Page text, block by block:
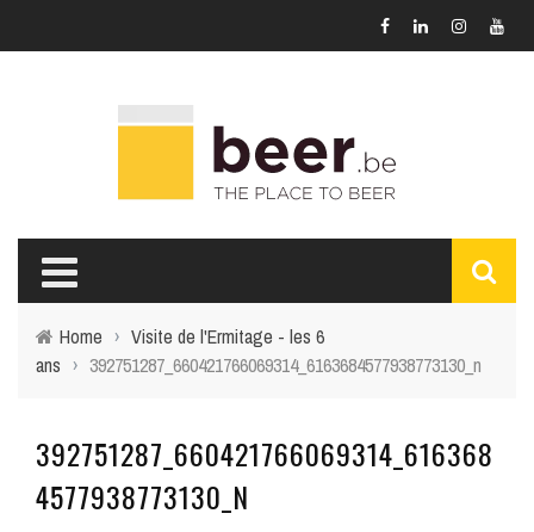
Home › Visite de l'Ermitage - les 6
ans › 392751287_660421766069314_6163684577938773130_n
392751287_660421766069314_616368
4577938773130_N